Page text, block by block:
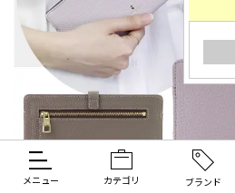
メニュー カテゴリ ブランド